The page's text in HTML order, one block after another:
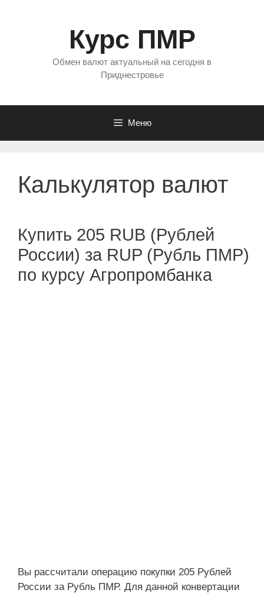
Курс ПМР
Обмен валют актуальный на сегодня в
Приднестровье
Меню
Калькулятор валют
Купить 205 RUB (Рублей
России) за RUP (Рубль ПМР)
по курсу Агропромбанка
Вы рассчитали операцию покупки 205 Рублей
России за Рубль ПМР. Для данной конвертации